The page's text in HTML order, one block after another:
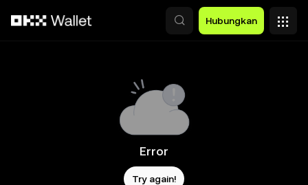
Hubungkan
Error
Try again!